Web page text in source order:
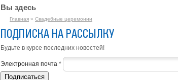
Вы здесь
Главная » Свадебные церемонии
ПОДПИСКА НА РАССЫЛКУ
Будьте в курсе последних новостей!
Электронная почта *